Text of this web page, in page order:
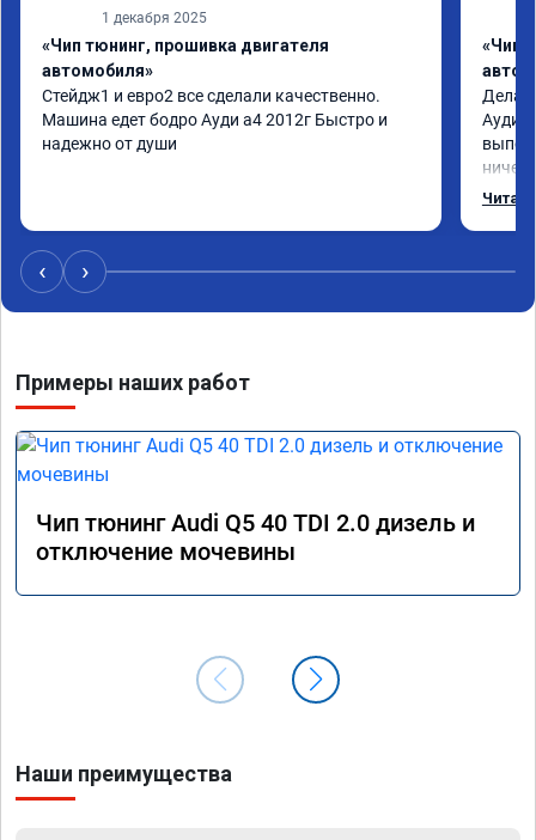
1 декабря 2025
«Чип тюнинг, прошивка двигателя
автомобиля»
Стейдж1 и евро2 все сделали качественно.
Машина едет бодро Ауди а4 2012г Быстро и
надежно от души
«Чип
Делал
‹ ›
Примеры наших работ
Чип тюнинг Audi Q5 40 TDI 2.0 дизель и
отключение мочевины
Наши преимущества